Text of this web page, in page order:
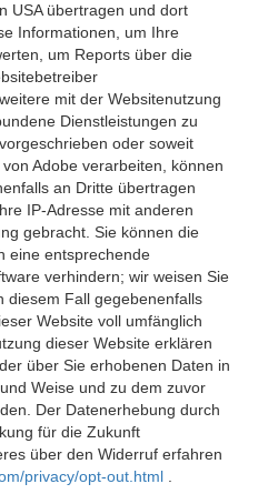
USA übertragen und dort
Informationen, um Ihre
um Reports über die
mit der Websitenutzung
Dienstleistungen zu
oder soweit
Adobe verarbeiten, können
an Dritte übertragen
IP-Adresse mit anderen
gebracht. Sie können die
eine entsprechende
verhindern; wir weisen Sie
diesem Fall gegebenenfalls
Website voll umfänglich
dieser Website erklären
über Sie erhobenen Daten in
Weise und zu dem zuvor
Der Datenerhebung durch
für die Zukunft
über den Widerruf erfahren
privacy/opt-out.html